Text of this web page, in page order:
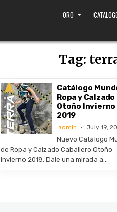
ORO
Tag:
Catálogo
Ropa y
Otoño Invierno
2019
admin July 19,
Nuevo Catálogo
de Ropa y Calzado Caballero Otoño
Invierno 2018. Dale una mirada a…